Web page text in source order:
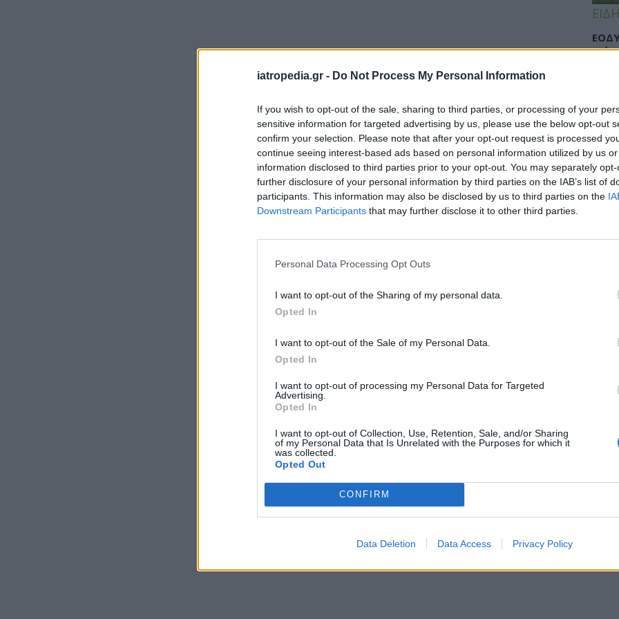
iatropedia.gr - Do Not Process My Personal Information
If you wish to opt-out of the sale, sharing to third parties, or processing of your
sensitive information for targeted advertising by us, please use the below opt-out
confirm your selection. Please note that after your opt-out request is processed
continue seeing interest-based ads based on personal information utilized by us
information disclosed to third parties prior to your opt-out. You may separately
further disclosure of your personal information by third parties on the IAB’s list of
participants. This information may also be disclosed by us to third parties on the
Downstream Participants that may further disclose it to other third parties.
Personal Data Processing Opt Outs
I want to opt-out of the Sharing of my personal data.
Opted In
I want to opt-out of the Sale of my Personal Data.
Opted In
I want to opt-out of processing my Personal Data for Targeted
Advertising.
Opted In
I want to opt-out of Collection, Use, Retention, Sale, and/or Sharing
of my Personal Data that Is Unrelated with the Purposes for which it
was collected.
Opted Out
CONFIRM
Data Deletion Data Access Privacy Policy
5